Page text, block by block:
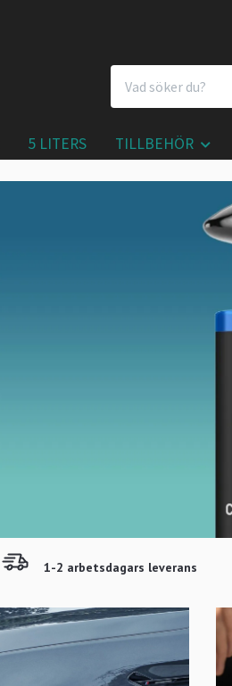
5 LITERS TILLBEHÖR
1-2 arbetsdagars leverans